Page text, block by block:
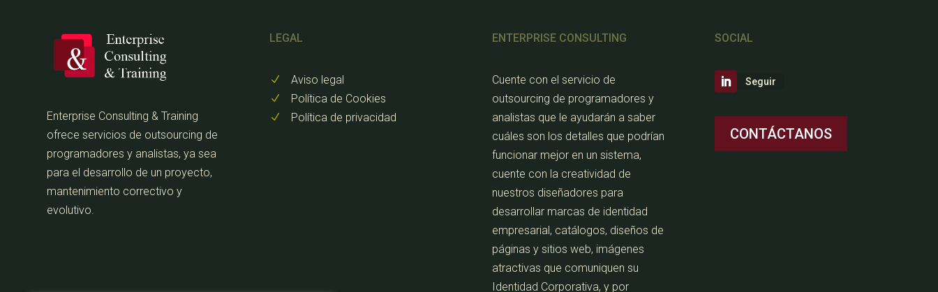
Enterprise Consulting & Training
ofrece servicios de outsourcing de
programadores y analistas, ya sea
para el desarrollo de un proyecto,
mantenimiento correctivo y
evolutivo.
LEGAL
N Aviso legal
N Política de Cookies
N Política de privacidad
ENTERPRISE CONSULTING
Cuente con el servicio de
outsourcing de programadores y
analistas que le ayudarán a saber
cuáles son los detalles que podrían
funcionar mejor en un sistema,
cuente con la creatividad de
nuestros diseñadores para
desarrollar marcas de identidad
empresarial, catálogos, diseños de
páginas y sitios web, imágenes
atractivas que comuniquen su
Identidad Corporativa, y por
SOCIAL
Seguir
CONTÁCTANOS